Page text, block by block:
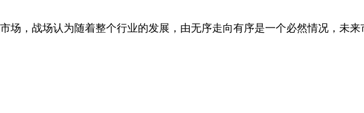
场，战场认为随着整个行业的发展，由无序走向有序是一个必然情况，未来